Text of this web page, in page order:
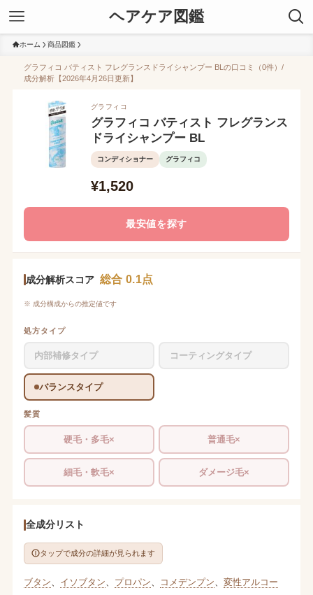
ヘアケア図鑑
ホーム 商品図鑑
グラフィコ バティスト フレグランスドライシャンプー BLの口コミ（0件）/
成分解析【2026年4月26日更新】
グラフィコ
グラフィコ バティスト フレグランス
ドライシャンプー BL
コンディショナー グラフィコ
¥1,520
最安値を探す
成分解析スコア 総合 0.1点
※ 成分構成からの推定値です
処方タイプ
内部補修タイプ コーティングタイプ
バランスタイプ
髪質
硬毛・多毛× 普通毛×
細毛・軟毛× ダメージ毛×
全成分リスト
タップで成分の詳細が見られます
ブタン イソブタン プロパン コメデンプン
変性アルコー